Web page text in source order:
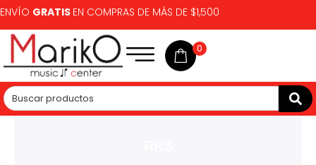
ENVÍO GRATIS EN COMPRAS DE MÁS DE $1,500
0